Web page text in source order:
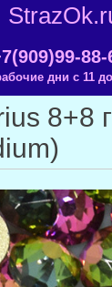
88-
дни с 11
8+8